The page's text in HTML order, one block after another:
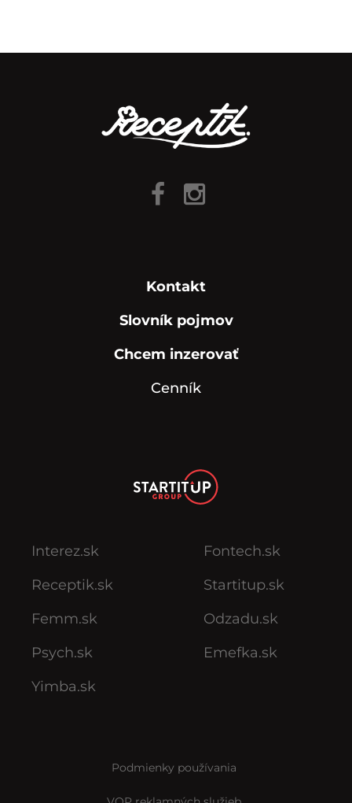
Kontakt
Slovník pojmov
Chcem inzerovať
Cenník
Interez.sk
Receptik.sk
Femm.sk
Psych.sk
Yimba.sk
Fontech.sk
Startitup.sk
Odzadu.sk
Emefka.sk
Podmienky používania